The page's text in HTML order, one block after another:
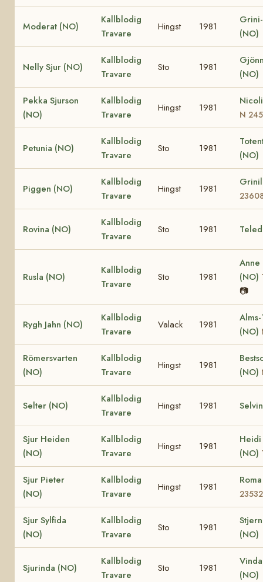
Moderat (NO)
Kallblodig
Travare
Hingst 1981
(NO)
Nelly Sjur (NO)
Kallblodig
Travare
Sto 1981
(NO)
Pekka Sjurson
(NO)
Kallblodig
Travare
Hingst 1981
N
Petunia (NO)
Kallblodig
Travare
Sto 1981
(NO)
Piggen (NO)
Kallblodig
Travare
Hingst 1981
Rovina (NO)
Kallblodig
Travare
Sto 1981
Rusla (NO)
Kallblodig
Travare
Sto 1981
Anne
(NO)
📷
Rygh Jahn (NO)
Kallblodig
Travare
Valack 1981
(NO)
Römersvarten
(NO)
Kallblodig
Travare
Hingst 1981
(NO)
Selter (NO)
Kallblodig
Travare
Hingst 1981
Sjur Heiden
(NO)
Kallblodig
Travare
Hingst 1981
Heidi
(NO)
Sjur Pieter
(NO)
Kallblodig
Travare
Hingst 1981
23532
Sjur Sylfida
(NO)
Kallblodig
Travare
Sto 1981
(NO)
Sjurinda (NO)
Kallblodig
Travare
Sto 1981
(NO)